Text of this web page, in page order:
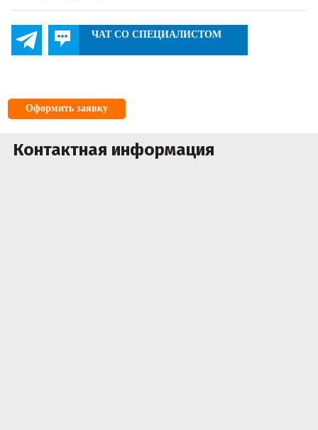
ЧАТ СО СПЕЦИАЛИСТОМ
Оформить заявку
Контактная информация